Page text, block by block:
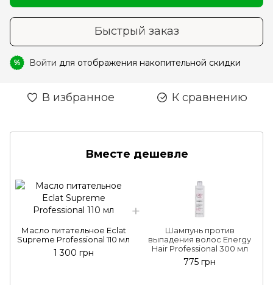
Быстрый заказ
% Войти для отображения накопительной скидки
В избранное К сравнению
Вместе дешевле
Масло питательное Eclat
Supreme Professional 110 мл
1 300 грн
Шампунь против
выпадения волос Energy
Hair Professional 300 мл
775 грн